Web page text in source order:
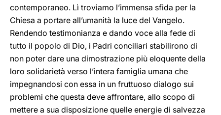
contemporaneo. Lì troviamo l’immensa sfida per la
Chiesa a portare all’umanità la luce del Vangelo.
Rendendo testimonianza e dando voce alla fede di
tutto il popolo di Dio, i Padri conciliari stabilirono di
non poter dare una dimostrazione più eloquente della
loro solidarietà verso l’intera famiglia umana che
impegnandosi con essa in un fruttuoso dialogo sui
problemi che questa deve affrontare, allo scopo di
mettere a sua disposizione quelle energie di salvezza